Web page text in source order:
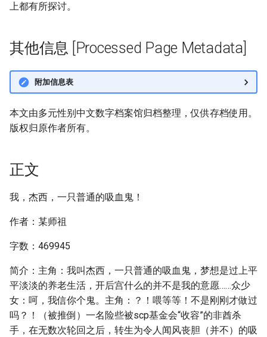
上都有所探讨。
其他信息 [Processed Page Metadata]
附加信息表
本文由多元性别中文数字档案馆归档整理，仅供存档使用。
版权归原作者所有。
正文
我，杰西，一只普通的吸血鬼！
作者：某师祖
字数：469945
简介：主角：我叫杰西，一只普通的吸血鬼，梦想是过上平
平淡淡的养老生活，开后宫什么的并不是我的意愿……众少
女：呵，我信你个鬼。主角：？！喂等等！不是刚刚才做过
吗？！（被推倒）一名险些被scp基金会“收容”的非酋杀
手，在无数次轮回之后，转生为令人闻风丧胆（并不）的吸